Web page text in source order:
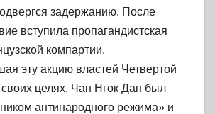
задержанию. После
вступила пропагандистская
компартии,
эту акцию властей Четвертой
своих целях. Чан Нгок Дан был
антинародного режима» и